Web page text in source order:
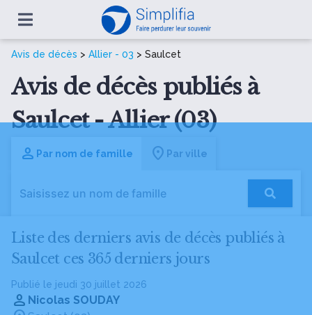
Avis de décès > Allier - 03 > Saulcet
Avis de décès publiés à
Saulcet - Allier (03)
Par nom de famille Par ville
Liste des derniers avis de décès publiés à
Saulcet ces 365 derniers jours
Publié le jeudi 30 juillet 2026
Nicolas SOUDAY